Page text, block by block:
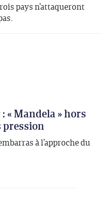
pays n’attaqueront
« Mandela » hors
pression
à l’approche du